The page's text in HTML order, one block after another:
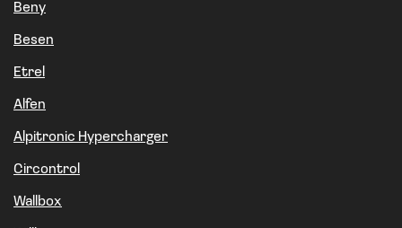
Beny
Besen
Etrel
Alfen
Alpitronic Hypercharger
Circontrol
Wallbox